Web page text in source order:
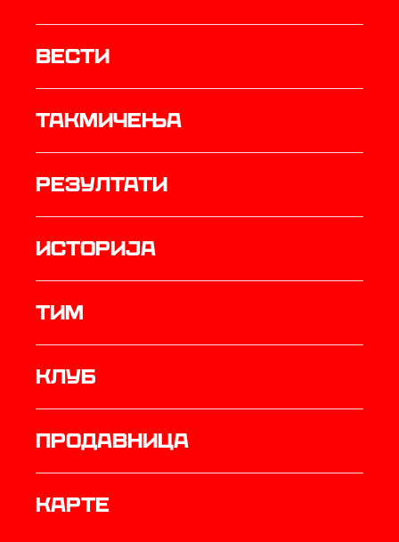
Вести
Такмичења
резултати
историја
ТИМ
Клуб
продавница
Карте